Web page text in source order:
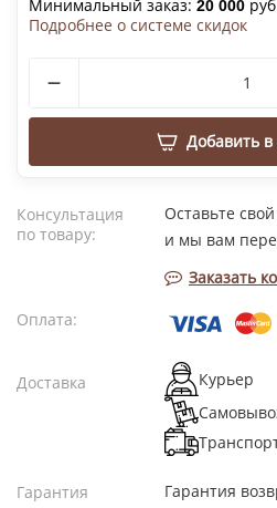
Минимальный заказ: 20 000
Подробнее о системе скидок
Добавить в
Консультация
по товару:
Оставьте
и мы вам
Заказать
Оплата:
Доставка
Курьер
Гарантия
Гарантия